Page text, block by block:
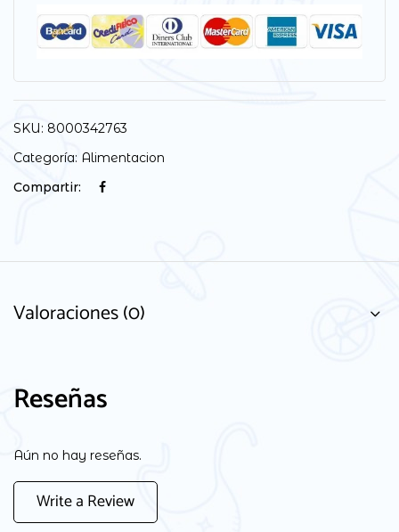
SKU: 8000342763
Categoría: Alimentacion
Compartir:
Valoraciones (0)
Reseñas
Aún no hay reseñas.
Write a Review